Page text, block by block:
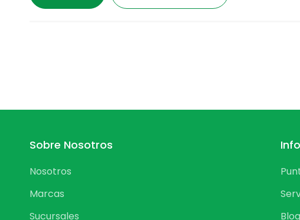
Sobre Nosotros
Nosotros
Marcas
Sucursales
Blog